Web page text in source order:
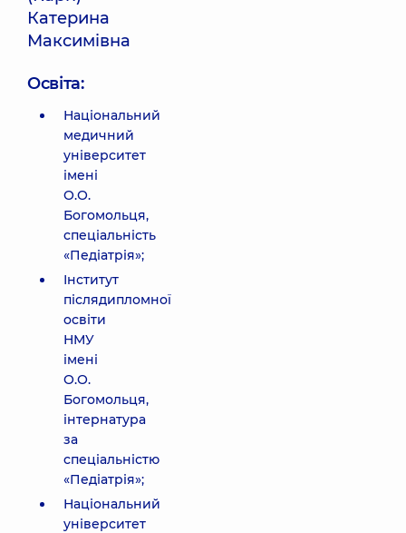
Катерина
Максимівна
Освіта:
Національний
медичний
університет
імені
О.О.
Богомольця,
спеціальність
«Педіатрія»;
Інститут
післядипломної
освіти
НМУ
імені
О.О.
Богомольця,
інтернатура
за
спеціальністю
«Педіатрія»;
Національний
університет